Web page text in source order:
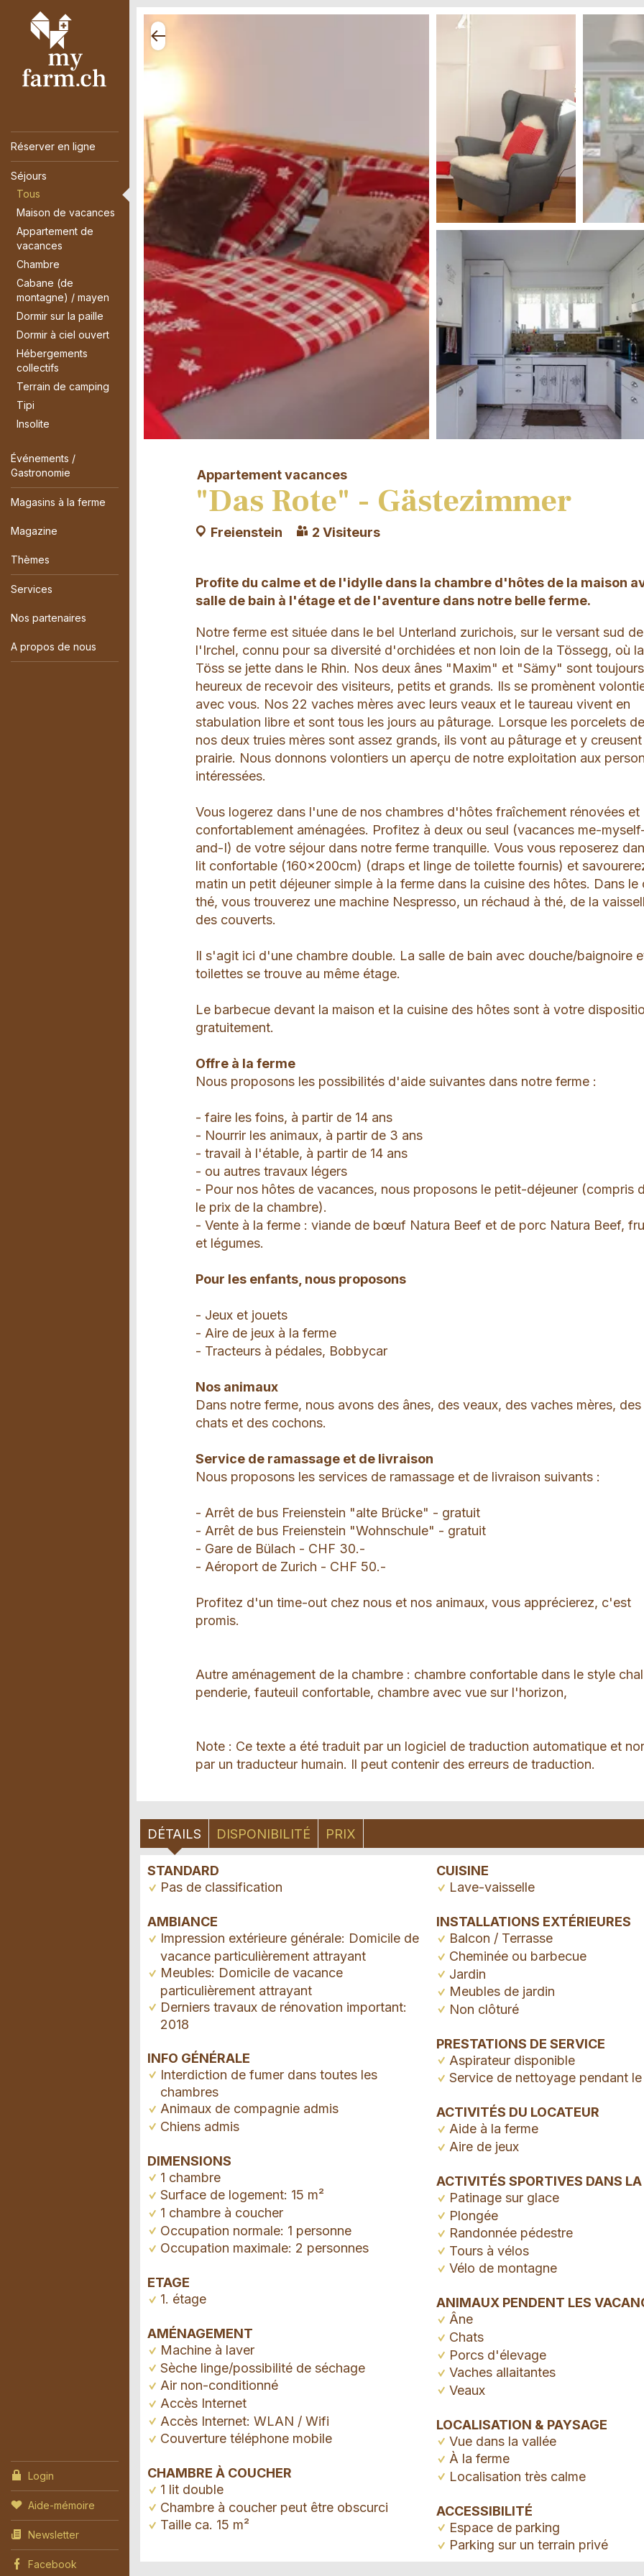
Réserver en ligne
Séjours
Tous
Maison de vacances
Appartement de
vacances
Chambre
Cabane (de
montagne) / mayen
Dormir sur la paille
Dormir à ciel ouvert
Hébergements
collectifs
Terrain de camping
Tipi
Insolite
Événements /
Gastronomie
Magasins à la ferme
Magazine
Thèmes
Services
Nos partenaires
A propos de nous
Login
Aide-mémoire
Newsletter
Facebook
Appartement vacances
"Das Rote" - Gästezimmer
Freienstein 2 Visiteurs
Profite du calme et de l'idylle dans la chambre d'hôtes de la maison
salle de bain à l'étage et de l'aventure dans notre belle ferme.
Notre ferme est située dans le bel Unterland zurichois, sur le versant sud de
l'Irchel, connu pour sa diversité d'orchidées et non loin de la Tössegg, où la
Töss se jette dans le Rhin. Nos deux ânes "Maxim" et "Sämy" sont toujours
heureux de recevoir des visiteurs, petits et grands. Ils se promènent
avec vous. Nos 22 vaches mères avec leurs veaux et le taureau vivent en
stabulation libre et sont tous les jours au pâturage. Lorsque les porcelets
nos deux truies mères sont assez grands, ils vont au pâturage et y
prairie. Nous donnons volontiers un aperçu de notre exploitation aux
intéressées.
Vous logerez dans l'une de nos chambres d'hôtes fraîchement rénovées et
confortablement aménagées. Profitez à deux ou seul (vacances me-
and-I) de votre séjour dans notre ferme tranquille. Vous vous reposerez
lit confortable (160x200cm) (draps et linge de toilette fournis) et
matin un petit déjeuner simple à la ferme dans la cuisine des hôtes. Dans le
thé, vous trouverez une machine Nespresso, un réchaud à thé, de la
des couverts.
Il s'agit ici d'une chambre double. La salle de bain avec douche/baignoire
toilettes se trouve au même étage.
Le barbecue devant la maison et la cuisine des hôtes sont à votre
gratuitement.
Offre à la ferme
Nous proposons les possibilités d'aide suivantes dans notre ferme :
- faire les foins, à partir de 14 ans
- Nourrir les animaux, à partir de 3 ans
- travail à l'étable, à partir de 14 ans
- ou autres travaux légers
- Pour nos hôtes de vacances, nous proposons le petit-déjeuner (compris
le prix de la chambre).
- Vente à la ferme : viande de bœuf Natura Beef et de porc Natura Beef,
et légumes.
Pour les enfants, nous proposons
- Jeux et jouets
- Aire de jeux à la ferme
- Tracteurs à pédales, Bobbycar
Nos animaux
Dans notre ferme, nous avons des ânes, des veaux, des vaches mères, des
chats et des cochons.
Service de ramassage et de livraison
Nous proposons les services de ramassage et de livraison suivants :
- Arrêt de bus Freienstein "alte Brücke" - gratuit
- Arrêt de bus Freienstein "Wohnschule" - gratuit
- Gare de Bülach - CHF 30.-
- Aéroport de Zurich - CHF 50.-
Profitez d'un time-out chez nous et nos animaux, vous apprécierez, c'est
promis.
Autre aménagement de la chambre : chambre confortable dans le style
penderie, fauteuil confortable, chambre avec vue sur l'horizon,
Note : Ce texte a été traduit par un logiciel de traduction automatique et
par un traducteur humain. Il peut contenir des erreurs de traduction.
DÉTAILS DISPONIBILITÉ PRIX
STANDARD
Pas de classification
AMBIANCE
Impression extérieure générale: Domicile de
vacance particulièrement attrayant
Meubles: Domicile de vacance
particulièrement attrayant
Derniers travaux de rénovation important:
2018
INFO GÉNÉRALE
Interdiction de fumer dans toutes les
chambres
Animaux de compagnie admis
Chiens admis
DIMENSIONS
1 chambre
Surface de logement: 15 m²
1 chambre à coucher
Occupation normale: 1 personne
Occupation maximale: 2 personnes
ETAGE
1. étage
AMÉNAGEMENT
Machine à laver
Sèche linge/possibilité de séchage
Air non-conditionné
Accès Internet
Accès Internet: WLAN / Wifi
Couverture téléphone mobile
CHAMBRE À COUCHER
1 lit double
Chambre à coucher peut être obscurci
Taille ca. 15 m²
CUISINE
Lave-vaisselle
INSTALLATIONS EXTÉRIEURES
Balcon / Terrasse
Cheminée ou barbecue
Jardin
Meubles de jardin
Non clôturé
PRESTATIONS DE SERVICE
Aspirateur disponible
Service de nettoyage pendant
ACTIVITÉS DU LOCATEUR
Aide à la ferme
Aire de jeux
ACTIVITÉS SPORTIVES DANS LA
Patinage sur glace
Plongée
Randonnée pédestre
Tours à vélos
Vélo de montagne
ANIMAUX PENDENT LES
Âne
Chats
Porcs d'élevage
Vaches allaitantes
Veaux
LOCALISATION & PAYSAGE
Vue dans la vallée
À la ferme
Localisation très calme
ACCESSIBILITÉ
Espace de parking
Parking sur un terrain privé